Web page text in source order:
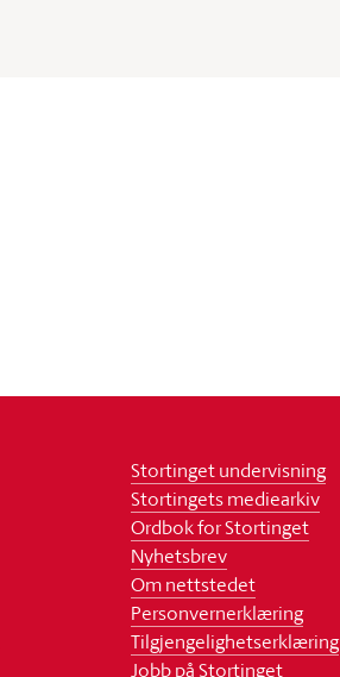
Stortinget undervisning
Stortingets mediearkiv
Ordbok for Stortinget
Nyhetsbrev
Om nettstedet
Personvernerklæring
Tilgjengelighetserklæring
Jobb på Stortinget